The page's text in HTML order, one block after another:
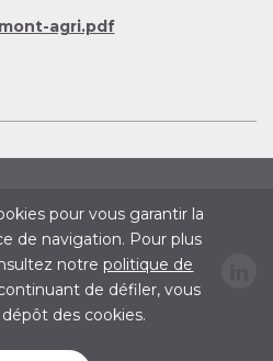
agri.pdf
Réseaux
sociaux
pour vous garantir la
de navigation. Pour plus
notrepolitique de
de défiler, vous
des cookies.